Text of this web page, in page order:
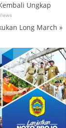
Ungkap
Long March »